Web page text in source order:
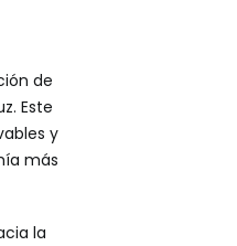
de
Este
y
más
la